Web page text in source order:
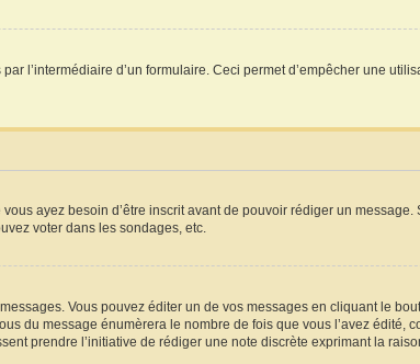
l’intermédiaire d’un formulaire. Ceci permet d’empêcher une
ayez besoin d’être inscrit avant de pouvoir rédiger un
voter dans les sondages, etc.
Vous pouvez éditer un de vos messages en cliquant le
du message énumèrera le nombre de fois que vous l’avez édité,
prendre l’initiative de rédiger une note discrète exprimant la